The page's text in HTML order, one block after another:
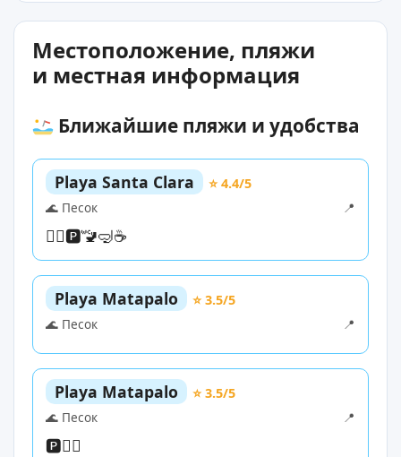
Местоположение, пляжи
и местная информация
Ближайшие пляжи и удобства
Playa Santa Clara
⭐ 4.4/5
🌊 Песок
📍
🏊‍♀️🅿️🚾🤿☕
Playa Matapalo
⭐ 3.5/5
🌊 Песок
📍
Playa Matapalo
⭐ 3.5/5
🌊 Песок
📍
🅿️🏄‍♀️